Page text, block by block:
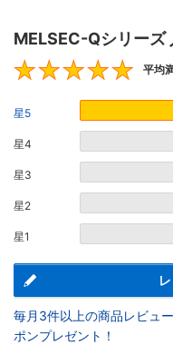
MELSEC-Qシリーズ
平均
星5
星4
星3
星2
星1
毎月3件以上の商品レビュ
ポンプレゼント！